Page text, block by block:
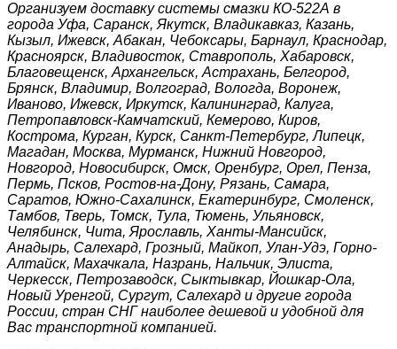
Организуем доставку системы смазки КО-522А в
города Уфа, Саранск, Якутск, Владикавказ, Казань,
Кызыл, Ижевск, Абакан, Чебоксары, Барнаул, Краснодар,
Красноярск, Владивосток, Ставрополь, Хабаровск,
Благовещенск, Архангельск, Астрахань, Белгород,
Брянск, Владимир, Волгоград, Вологда, Воронеж,
Иваново, Ижевск, Иркутск, Калининград, Калуга,
Петропавловск-Камчатский, Кемерово, Киров,
Кострома, Курган, Курск, Санкт-Петербург, Липецк,
Магадан, Москва, Мурманск, Нижний Новгород,
Новгород, Новосибирск, Омск, Оренбург, Орел, Пенза,
Пермь, Псков, Ростов-на-Дону, Рязань, Самара,
Саратов, Южно-Сахалинск, Екатеринбург, Смоленск,
Тамбов, Тверь, Томск, Тула, Тюмень, Ульяновск,
Челябинск, Чита, Ярославль, Ханты-Мансийск,
Анадырь, Салехард, Грозный, Майкоп, Улан-Удэ, Горно-
Алтайск, Махачкала, Назрань, Нальчик, Элиста,
Черкесск, Петрозаводск, Сыктывкар, Йошкар-Ола,
Новый Уренгой, Сургут, Салехард и другие города
России, стран СНГ наиболее дешевой и удобной для
Вас транспортной компанией.